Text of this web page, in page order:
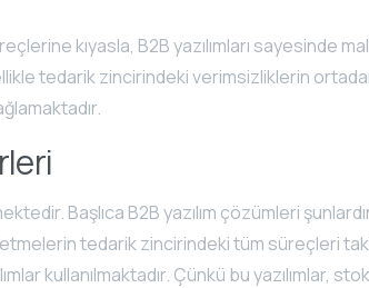
kıyasla, B2B yazılımları sayesinde
tedarik zincirindeki verimsizliklerin
Başlıca B2B yazılım çözümleri
tedarik zincirindeki tüm süreçleri
kullanılmaktadır. Çünkü bu yazılımlar,